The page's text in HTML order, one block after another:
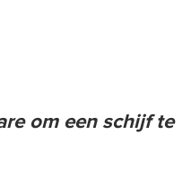
om een schijf te